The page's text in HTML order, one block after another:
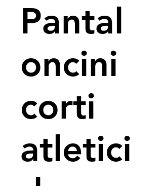
Pantal
oncini
corti
atletici